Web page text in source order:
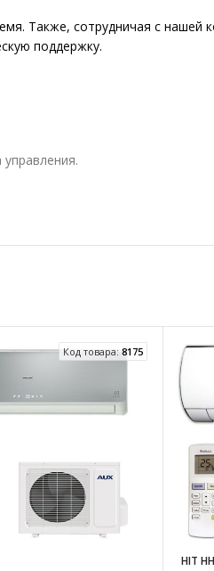
Также, сотрудничая с нашей
поддержку.
Код товара:8175
HIT